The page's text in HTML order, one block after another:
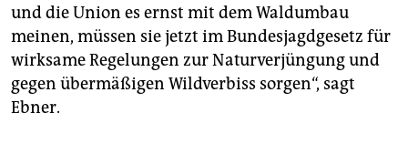
und die Union es ernst mit dem Waldumbau
meinen, müssen sie jetzt im Bundesjagdgesetz für
wirksame Regelungen zur Naturverjüngung und
gegen übermäßigen Wildverbiss sorgen“, sagt
Ebner.